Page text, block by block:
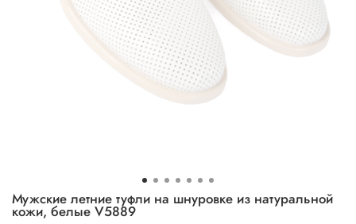
Мужские летние туфли на шнуровке из натуральной
кожи, белые V5889